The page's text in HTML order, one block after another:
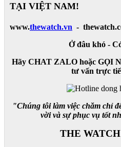
TẠI VIỆT NAM!
www.thewatch.vn -
Ở đâu khó -
Hãy CHAT ZALO hoặc GỌI
tư vấn trực
"Chúng tôi làm việc chăm chỉ
vời và sự phục vụ tốt
THE